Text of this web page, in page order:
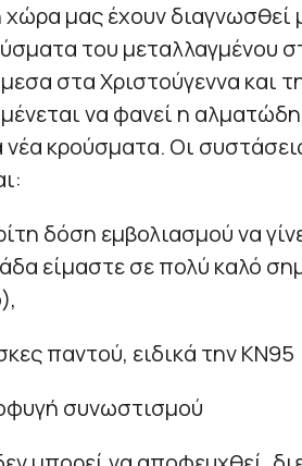
χώρα μας έχουν διαγνωσθεί
του μεταλλαγμένου
στα Χριστούγεννα και
να φανεί η
νέα κρούσματα. Οι
δόση εμβολιασμού να
είμαστε σε πολύ καλό
παντού, ειδικά την KN95
συνωστισμού